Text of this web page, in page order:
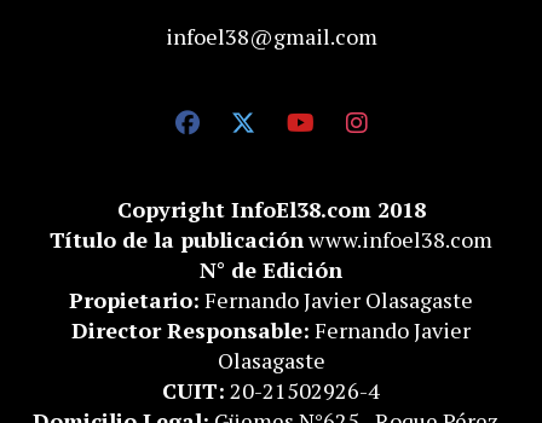
Copyright InfoEl38.com 2018
Título de la publicaciónwww.infoel38.com
N° de Edición
Propietario: Fernando Javier Olasagaste
Director Responsable: Fernando Javier
Olasagaste
CUIT: 20-21502926-4
infoel38@gmail.com